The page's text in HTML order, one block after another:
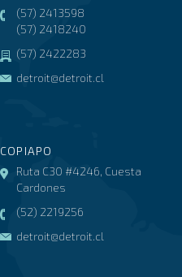
(57) 2413598
(57) 2418240
(57) 2422283
detroit@detroit.cl
COPIAPO
Ruta C30 #4246, Cuesta
Cardones
(52) 2219256
detroit@detroit.cl